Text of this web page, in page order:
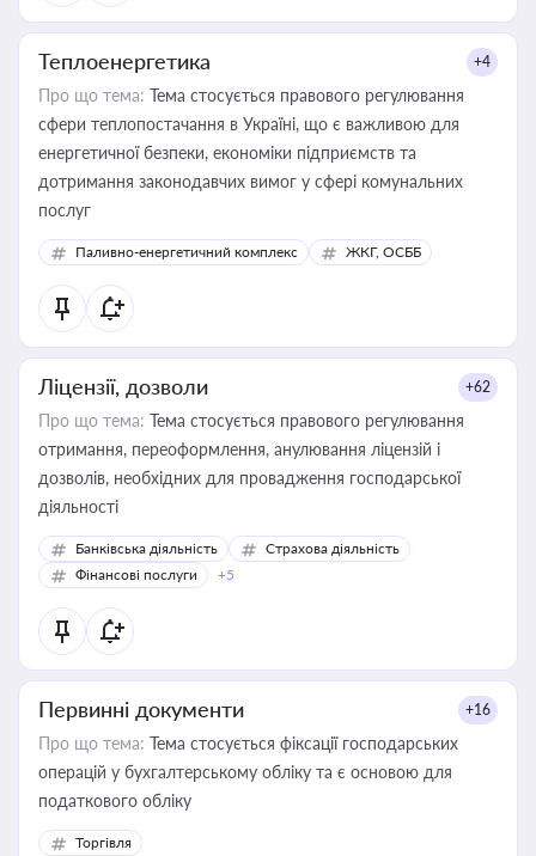
Теплоенергетика +4
Про що тема: Тема стосується правового регулювання
сфери теплопостачання в Україні, що є важливою для
енергетичної безпеки, економіки підприємств та
дотримання законодавчих вимог у сфері комунальних
послуг
Паливно-енергетичний комплекс ЖКГ, ОСББ
Ліцензії, дозволи +62
Про що тема: Тема стосується правового регулювання
отримання, переоформлення, анулювання ліцензій і
дозволів, необхідних для провадження господарської
діяльності
Банківська діяльність
Страхова діяльність
Фінансові послуги
+5
Первинні документи +16
Про що тема: Тема стосується фіксації господарських
операцій у бухгалтерському обліку та є основою для
податкового обліку
Торгівля